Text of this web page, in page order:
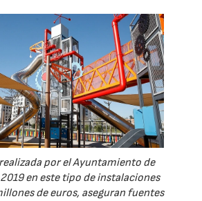
por el Ayuntamiento de
en este tipo de instalaciones
de euros, aseguran fuentes